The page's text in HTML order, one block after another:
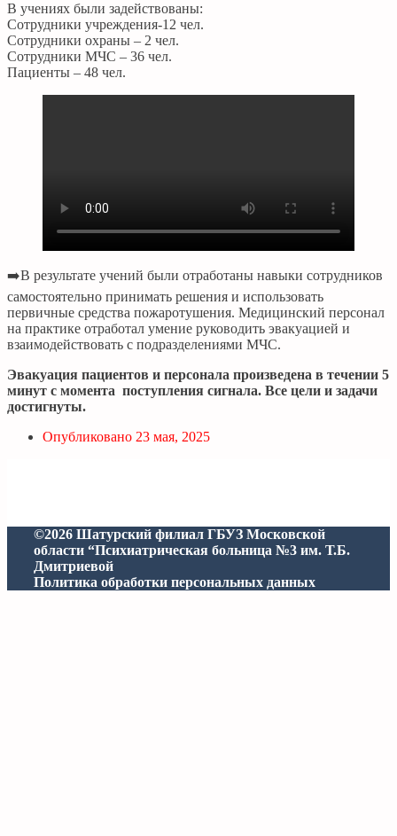
В учениях были задействованы:
Сотрудники учреждения-12 чел.
Сотрудники охраны – 2 чел.
Сотрудники МЧС – 36 чел.
Пациенты – 48 чел.
➡️B результате учений были отработаны навыки сотрудников
самостоятельно принимать решения и использовать
первичные средства пожаротушения. Медицинский персонал
на практике отработал умение руководить эвакуацией и
взаимодействовать с подразделениями МЧС.
Эвакуация пациентов и персонала произведена в течении 5
минут с момента поступления сигнала. Все цели и задачи
достигнуты.
Опубликовано 23 мая, 2025
©2026 Шатурский филиал ГБУЗ Московской
области “Психиатрическая больница №3 им. Т.Б.
Дмитриевой
Политика обработки персональных данных